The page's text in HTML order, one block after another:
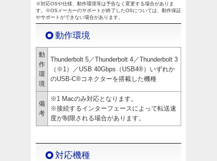
※対応OSや仕様、動作環境等は予告なく変更する場合がありま
す。※OSメーカーのサポートが終了したOSについては、動作保証
やサポートができない場合があります。
動作環境
動
作
環
境
Thunderbolt 5／Thunderbolt 4／Thunderbolt 3
（※1）／USB 40Gbps（USB4®）いずれか
のUSB-C®コネクターを搭載した機種
備
考
※1 Macのみ対応となります。
※接続するインターフェースによって転送速
度が制限される場合があります。
対応機種